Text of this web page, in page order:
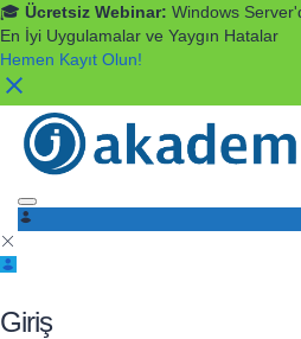
🎓 Ücretsiz Webinar: Windows
En İyi Uygulamalar ve Yaygın Hatalar
Hemen Kayıt Olun!
Toggle navigation
Giriş